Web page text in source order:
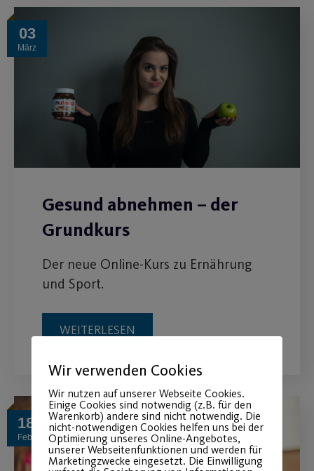
03
März
Gesund abnehmen – der
Grundkurs
Der neue Online-Kurs zu Ernährung
und Sport.
WEITERLESEN
18
Feb.
Wir verwenden Cookies
Wir nutzen auf unserer Webseite Cookies.
Einige Cookies sind notwendig (z.B. für den
Warenkorb) andere sind nicht notwendig. Die
nicht-notwendigen Cookies helfen uns bei der
Optimierung unseres Online-Angebotes,
unserer Webseitenfunktionen und werden für
Marketingzwecke eingesetzt. Die Einwilligung